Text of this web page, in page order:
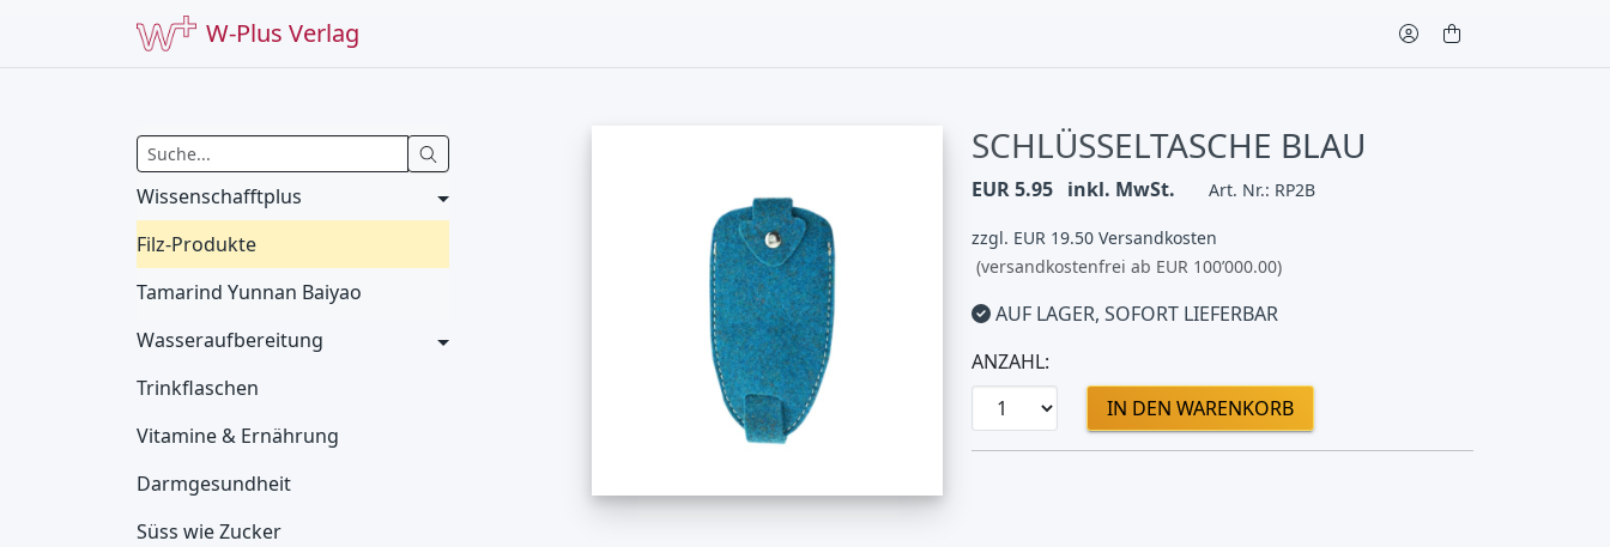
W-Plus Verlag
Wissenschafftplus
Filz-Produkte
Tamarind Yunnan Baiyao
Wasseraufbereitung
Trinkflaschen
Vitamine & Ernährung
Darmgesundheit
Süss wie Zucker
SCHLÜSSELTASCHE BLAU
EUR 5.95 inkl. MwSt. Art. Nr.: RP2B
zzgl. EUR 19.50 Versandkosten
(versandkostenfrei ab EUR 100’000.00)
AUF LAGER, SOFORT LIEFERBAR
ANZAHL:
IN DEN WARENKORB